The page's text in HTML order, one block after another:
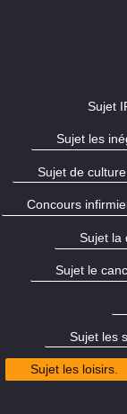
Sujet
Sujet les
Sujet de
Concours
Sujet la
Sujet le
Sujet les
Sujet les loisirs.